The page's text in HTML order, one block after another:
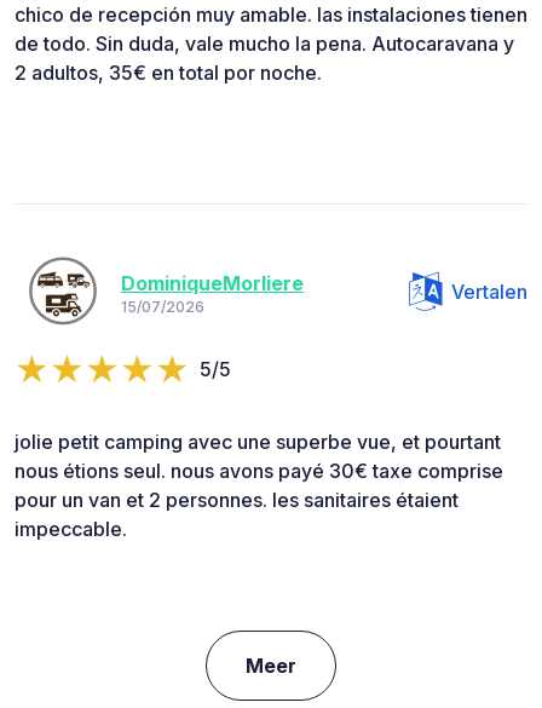
chico de recepción muy amable. las instalaciones tienen
de todo. Sin duda, vale mucho la pena. Autocaravana y
2 adultos, 35€ en total por noche.
DominiqueMorliere
15/07/2026
Vertalen
5/5
jolie petit camping avec une superbe vue, et pourtant
nous étions seul. nous avons payé 30€ taxe comprise
pour un van et 2 personnes. les sanitaires étaient
impeccable.
Meer